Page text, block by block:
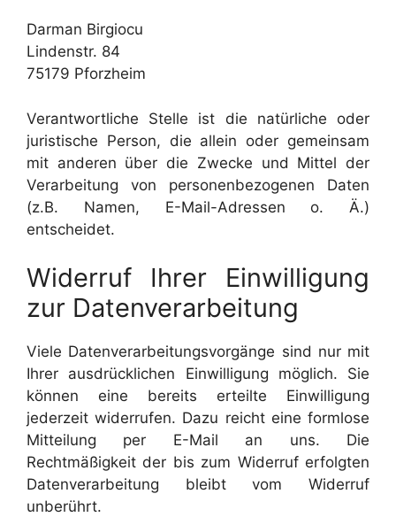
Darman Birgiocu
Lindenstr. 84
75179 Pforzheim
Verantwortliche Stelle ist die natürliche oder
juristische Person, die allein oder gemeinsam
mit anderen über die Zwecke und Mittel der
Verarbeitung von personenbezogenen Daten
(z.B. Namen, E-Mail-Adressen o. Ä.)
entscheidet.
Widerruf Ihrer Einwilligung
zur Datenverarbeitung
Viele Datenverarbeitungsvorgänge sind nur mit
Ihrer ausdrücklichen Einwilligung möglich. Sie
können eine bereits erteilte Einwilligung
jederzeit widerrufen. Dazu reicht eine formlose
Mitteilung per E-Mail an uns. Die
Rechtmäßigkeit der bis zum Widerruf erfolgten
Datenverarbeitung bleibt vom Widerruf
unberührt.